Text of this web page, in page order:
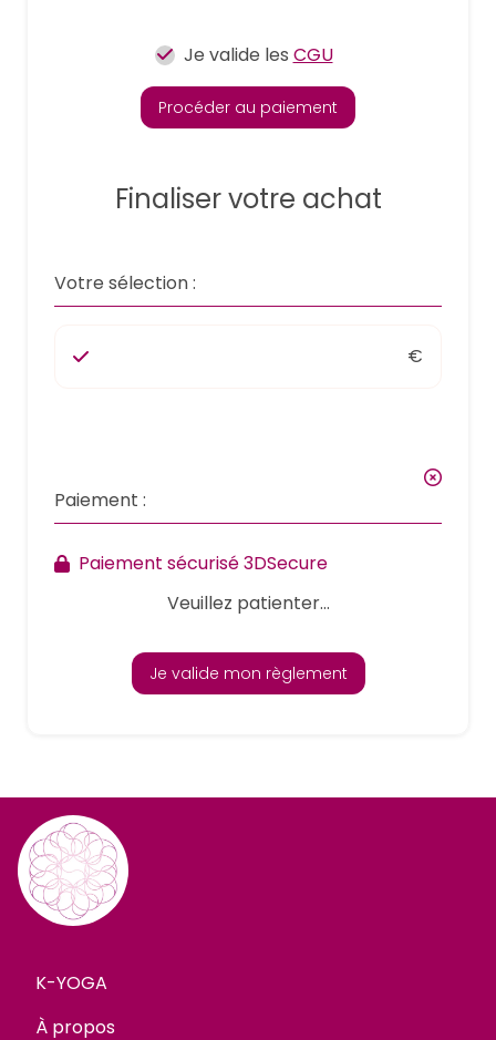
Je valide les CGU
Procéder au paiement
Finaliser votre achat
Votre sélection :
€
Paiement :
Paiement sécurisé 3DSecure
Veuillez patienter...
Je valide mon règlement
K-YOGA
À propos